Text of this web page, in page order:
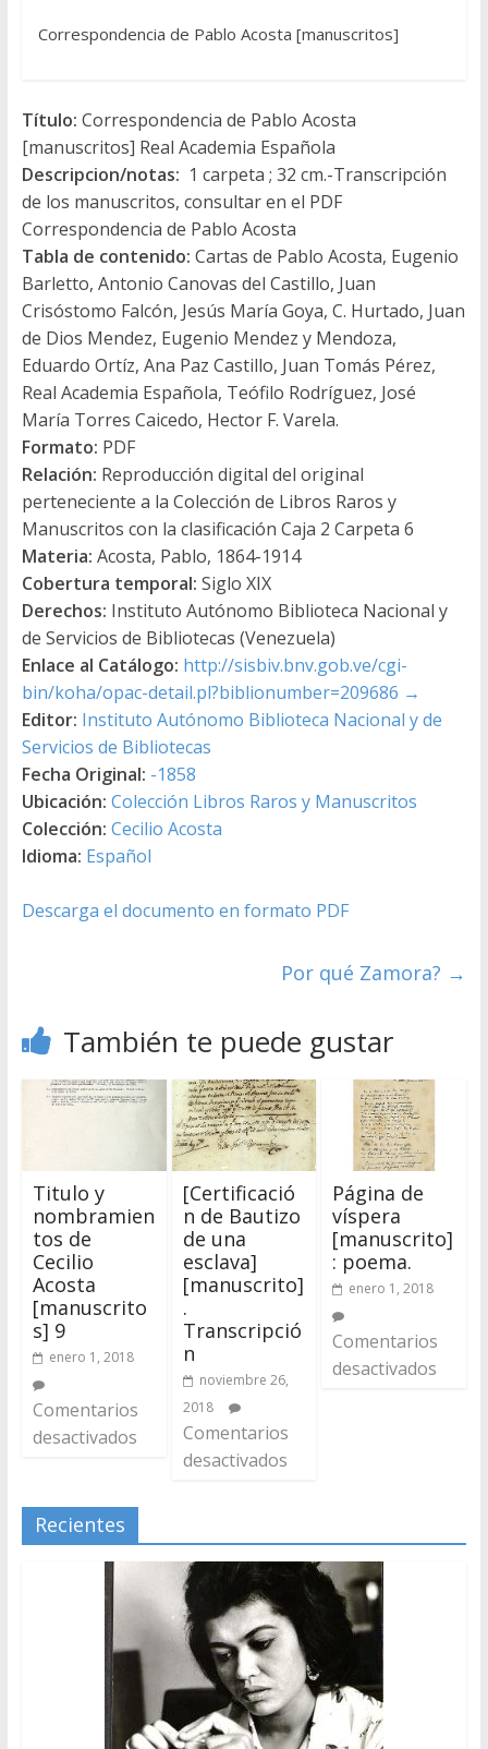
Correspondencia de Pablo Acosta [manuscritos]
Título: Correspondencia de Pablo Acosta
[manuscritos] Real Academia Española
Descripcion/notas: 1 carpeta ; 32 cm.-Transcripción
de los manuscritos, consultar en el PDF
Correspondencia de Pablo Acosta
Tabla de contenido: Cartas de Pablo Acosta, Eugenio
Barletto, Antonio Canovas del Castillo, Juan
Crisóstomo Falcón, Jesús María Goya, C. Hurtado, Juan
de Dios Mendez, Eugenio Mendez y Mendoza,
Eduardo Ortíz, Ana Paz Castillo, Juan Tomás Pérez,
Real Academia Española, Teófilo Rodríguez, José
María Torres Caicedo, Hector F. Varela.
Formato: PDF
Relación: Reproducción digital del original
perteneciente a la Colección de Libros Raros y
Manuscritos con la clasificación Caja 2 Carpeta 6
Materia: Acosta, Pablo, 1864-1914
Cobertura temporal: Siglo XIX
Derechos: Instituto Autónomo Biblioteca Nacional y
de Servicios de Bibliotecas (Venezuela)
Enlace al Catálogo: http://sisbiv.bnv.gob.ve/cgi-
bin/koha/opac-detail.pl?biblionumber=209686 →
Editor: Instituto Autónomo Biblioteca Nacional y de
Servicios de Bibliotecas
Fecha Original: -1858
Ubicación: Colección Libros Raros y Manuscritos
Colección: Cecilio Acosta
Idioma: Español
Descarga el documento en formato PDF
Por qué Zamora? →
También te puede gustar
Titulo y
nombramien
tos de
Cecilio
Acosta
[manuscrito
s] 9
enero 1, 2018
Comentarios
desactivados
[Certificació
n de Bautizo
de una
esclava]
[manuscrito]
.
Transcripció
n
noviembre 26,
2018
Comentarios
desactivados
Página de
víspera
[manuscrito]
: poema.
enero 1, 2018
Comentarios
desactivados
Recientes